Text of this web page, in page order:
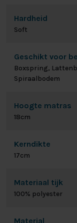
Hardheid
Soft
Geschikt voor
Boxspring,
Spiraalbodem
Hoogte matras
18cm
Kerndikte
17cm
Materiaal tijk
100% polyester
Material